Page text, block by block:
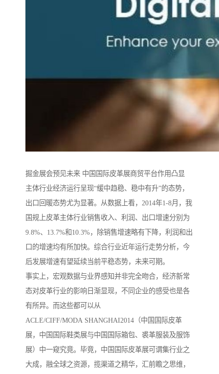
掘金展会预见未来 中国国际皮革展商贸平台作用凸显
主体行业经济运行呈现“缓中趋稳、稳中有升”的态势，
出口回暖态势尤为显著。从数据上看，2014年1-8月，我
国规上皮革主体行业销售收入、利润、出口增速分别为
9.8%、13.7%和10.3%，除销售增速略有下降，利润和出
口的增速均有所加快。综合行业近年运行走势分析，今
后发展增速有望延续当前平稳态势，未来可期。
事实上，宏观数据与业界感知并非完全吻合，经济新常
态对皮革行业的影响日渐显现，不同企业的感受也是各
有所异。而这些都可以从
ACLE/CIFF/MODA SHANGHAI2014（中国国际皮革
展，中国国际鞋类展与中国国际箱包、裘革服装及服饰
展）中一窥究竟。毕竟，中国国际皮革展可谓集行业之
大成，融全球之资源，揽渠道之精华，汇前瞻之思维，